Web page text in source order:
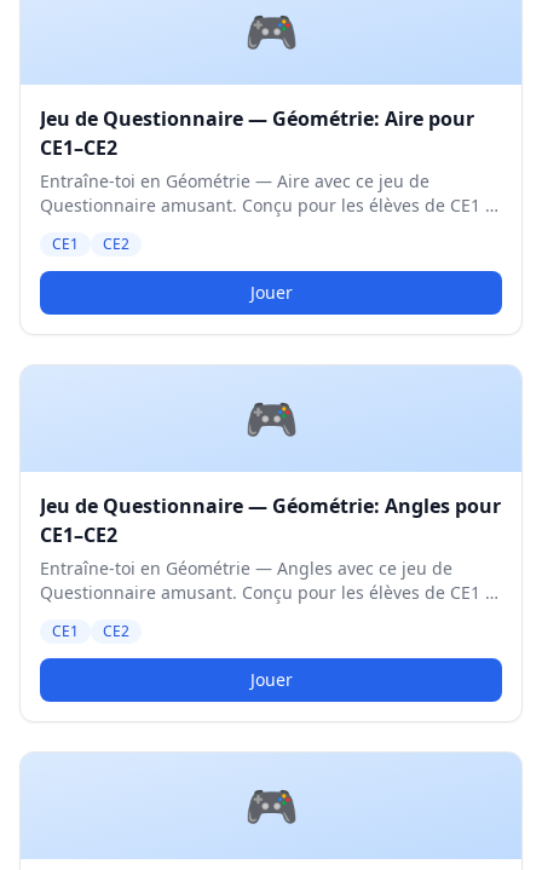
🎮
Jeu de Questionnaire — Géométrie: Aire pour
CE1–CE2
Entraîne-toi en Géométrie — Aire avec ce jeu de
Questionnaire amusant. Conçu pour les élèves de CE1 et
CE1 CE2
Jouer
🎮
Jeu de Questionnaire — Géométrie: Angles pour
CE1–CE2
Entraîne-toi en Géométrie — Angles avec ce jeu de
Questionnaire amusant. Conçu pour les élèves de CE1 et
CE1 CE2
Jouer
🎮